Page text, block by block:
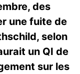
des
une fuite de
, selon
un QI de
sur les